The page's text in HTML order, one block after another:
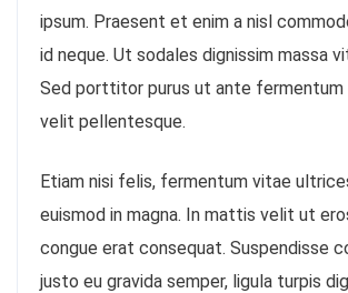
ipsum. Praesent et enim a nisl
id neque. Ut sodales dignissim massa
Sed porttitor purus ut ante fermentum
velit pellentesque.
Etiam nisi felis, fermentum vitae
euismod in magna. In mattis velit ut
congue erat consequat. Suspendisse
justo eu gravida semper, ligula turpis